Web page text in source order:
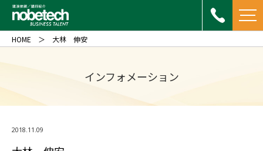
インフォメーション
HOME 大林 伸安
2018.11.09